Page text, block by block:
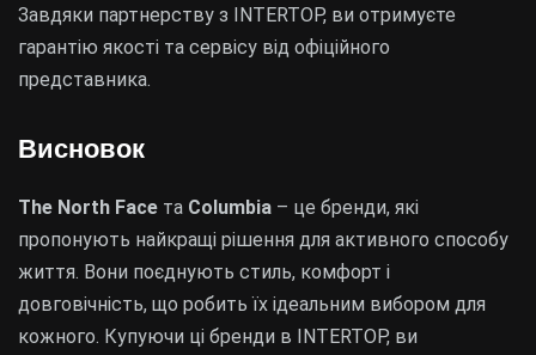
Завдяки партнерству з INTERTOP, ви отримуєте
гарантію якості та сервісу від офіційного
представника.
Висновок
The North Face та Columbia – це бренди, які
пропонують найкращі рішення для активного способу
життя. Вони поєднують стиль, комфорт і
довговічність, що робить їх ідеальним вибором для
кожного. Купуючи ці бренди в INTERTOP, ви